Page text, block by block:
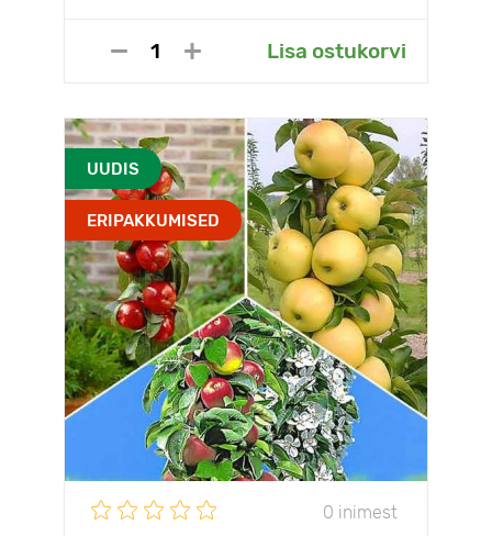
Lisa ostukorvi
UUDIS
ERIPAKKUMISED
0 inimest